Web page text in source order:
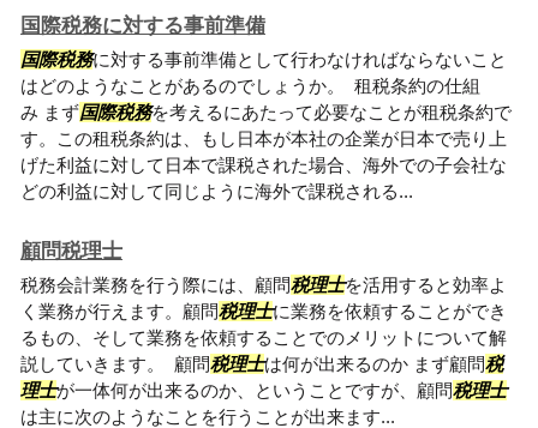
国際税務に対する事前準備
国際税務に対する事前準備として行わなければならないこと
はどのようなことがあるのでしょうか。 租税条約の仕組
み まず国際税務を考えるにあたって必要なことが租税条約で
す。この租税条約は、もし日本が本社の企業が日本で売り上
げた利益に対して日本で課税された場合、海外での子会社な
どの利益に対して同じように海外で課税される...
顧問税理士
税務会計業務を行う際には、顧問税理士を活用すると効率よ
く業務が行えます。顧問税理士に業務を依頼することができ
るもの、そして業務を依頼することでのメリットについて解
説していきます。 顧問税理士は何が出来るのか まず顧問税
理士が一体何が出来るのか、ということですが、顧問税理士
は主に次のようなことを行うことが出来ます...